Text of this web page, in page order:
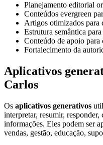
Planejamento editorial
Conteúdos evergreen
Artigos otimizados para
Estrutura semântica
Conteúdo de apoio para
Fortalecimento da
Aplicativos
Carlos
Os aplicativos generativos
interpretar, resumir,
informações. Eles podem ser
vendas, gestão, educação,